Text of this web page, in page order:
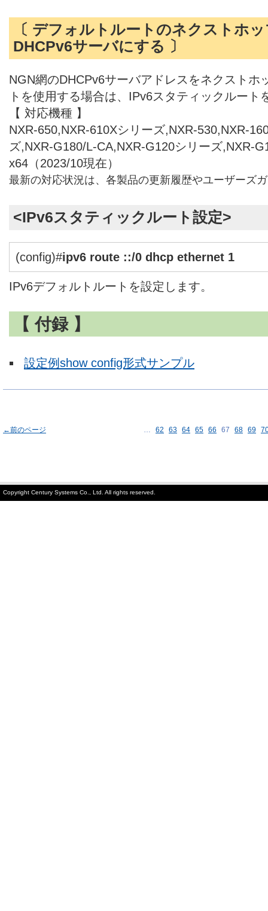
〔 デフォルトルートのネクストホ
DHCPv6サーバにする 〕
NGN網のDHCPv6サーバアドレスをネクストホ
トを使用する場合は、IPv6スタティックルート
【 対応機種 】
NXR-650,NXR-610Xシリーズ,NXR-530,NXR-
ズ,NXR-G180/L-CA,NXR-G120シリーズ,NXR-
x64（2023/10現在）
最新の対応状況は、各製品の更新履歴やユーザーズ
<IPv6スタティックルート設定>
(config)#ipv6 route ::/0 dhcp ethernet 1
IPv6デフォルトルートを設定します。
【 付録 】
設定例show config形式サンプル
←前のページ … 62 63 64 65 66 67 68 69
Copyright Century Systems Co., Ltd. All rights reserved.